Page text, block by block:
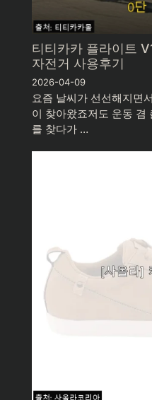
티티카카 플라이트
자전거 사용후기
2026-04-09
요즘 날씨가 선선해지면
이 찾아왔죠저도 운동 겸
를 찾다가 …